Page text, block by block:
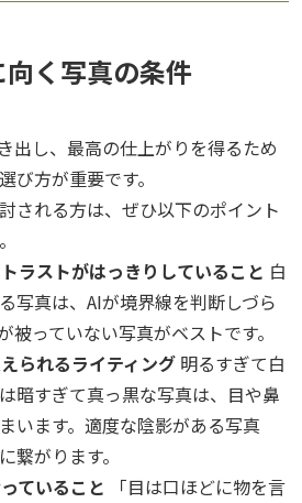
く写真の条件
出し、最高の仕上がりを得るため
び方が重要です。
される方は、ぜひ以下のポイント
ラストがはっきりしていること 白
写真は、AIが境界線を判断しづら
被っていない写真がベストです。
られるライティング 明るすぎて白
暗すぎて真っ黒な写真は、目や鼻
います。適度な陰影がある写真
繋がります。
ていること 「目は口ほどに物を言